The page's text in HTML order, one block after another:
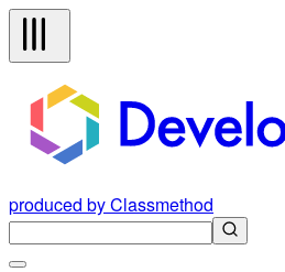
produced by Classmethod